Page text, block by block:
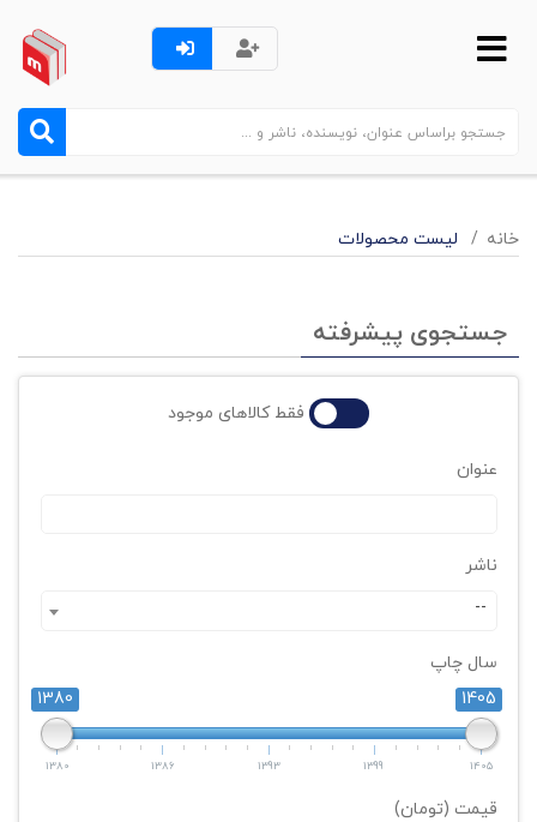
خانه لیست محصولات
جستجوی پیشرفته
فقط کالاهای موجود
عنوان
ناشر
--
سال چاپ
1380
1405
1380 1386 1393 1399 1405
قیمت (تومان)